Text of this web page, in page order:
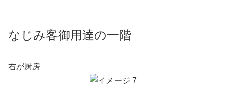
なじみ客御用達の一階
右が厨房